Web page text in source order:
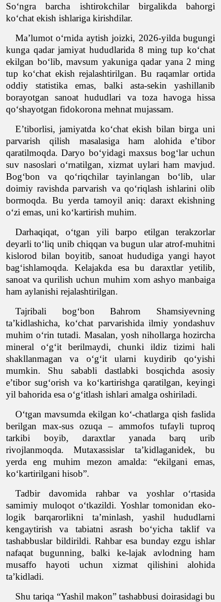
So‘ngra barcha ishtirokchilar birgalikda bahorgi
ko‘chat ekish ishlariga kirishdilar.
Ma’lumot o‘rnida aytish joizki, 2026-yilda bugungi
kunga qadar jamiyat hududlarida 8 ming tup ko‘chat
ekilgan bo‘lib, mavsum yakuniga qadar yana 2 ming
tup ko‘chat ekish rejalashtirilgan. Bu raqamlar ortida
oddiy statistika emas, balki asta-sekin yashillanib
borayotgan sanoat hududlari va toza havoga hissa
qo‘shayotgan fidokorona mehnat mujassam.
E’tiborlisi, jamiyatda ko‘chat ekish bilan birga uni
parvarish qilish masalasiga ham alohida e’tibor
qaratilmoqda. Daryo bo‘yidagi maxsus bog‘lar uchun
suv nasoslari o‘rnatilgan, xizmat uylari ham mavjud.
Bog‘bon va qo‘riqchilar tayinlangan bo‘lib, ular
doimiy ravishda parvarish va qo‘riqlash ishlarini olib
bormoqda. Bu yerda tamoyil aniq: daraxt ekishning
o‘zi emas, uni ko‘kartirish muhim.
Darhaqiqat, o‘tgan yili barpo etilgan terakzorlar
deyarli to‘liq unib chiqqan va bugun ular atrof-muhitni
kislorod bilan boyitib, sanoat hududiga yangi hayot
bag‘ishlamoqda. Kelajakda esa bu daraxtlar yetilib,
sanoat va qurilish uchun muhim xom ashyo manbaiga
ham aylanishi rejalashtirilgan.
Tajribali bog‘bon Bahrom Shamsiyevning
ta’kidlashicha, ko‘chat parvarishida ilmiy yondashuv
muhim o‘rin tutadi. Masalan, yosh nihollarga hozircha
mineral o‘g‘it berilmaydi, chunki ildiz tizimi hali
shakllanmagan va o‘g‘it ularni kuydirib qo‘yishi
mumkin. Shu sababli dastlabki bosqichda asosiy
e’tibor sug‘orish va ko‘kartirishga qaratilgan, keyingi
yil bahorida esa o‘g‘itlash ishlari amalga oshiriladi.
O‘tgan mavsumda ekilgan ko‘-chatlarga qish faslida
berilgan max-sus ozuqa – ammofos tufayli tuproq
tarkibi boyib, daraxtlar yanada barq urib
rivojlanmoqda. Mutaxassislar ta’kidlaganidek, bu
yerda eng muhim mezon amalda: “ekilgani emas,
ko‘kartirilgani hisob”.
Tadbir davomida rahbar va yoshlar o‘rtasida
samimiy muloqot o‘tkazildi. Yoshlar tomonidan eko-
logik barqarorlikni ta’minlash, yashil hududlarni
kengaytirish va tabiatni asrash bo‘yicha taklif va
tashabbuslar bildirildi. Rahbar esa bunday ezgu ishlar
nafaqat bugunning, balki ke-lajak avlodning ham
musaffo hayoti uchun xizmat qilishini alohida
ta’kidladi.
Shu tariqa “Yashil makon” tashabbusi doirasidagi bu